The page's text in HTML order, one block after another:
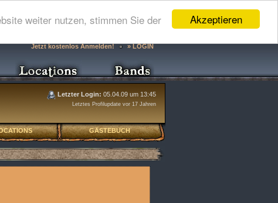
Akzeptieren
weiter nutzen, stimmen Sie der
Jetzt kostenlos Anmelden! » LOGIN
Letzter Login: 05.04.09 um 13:45
Letztes Profilupdate vor 17 Jahren
GÄSTEBUCH